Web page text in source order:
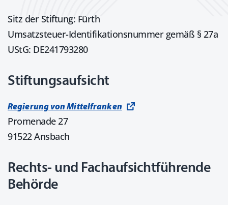
Sitz der Stiftung: Fürth
Umsatzsteuer-Identifikationsnummer gemäß § 27a
UStG: DE241793280
Stiftungsaufsicht
Regierung von Mittelfranken
Promenade 27
91522 Ansbach
Rechts- und Fachaufsichtführende
Behörde